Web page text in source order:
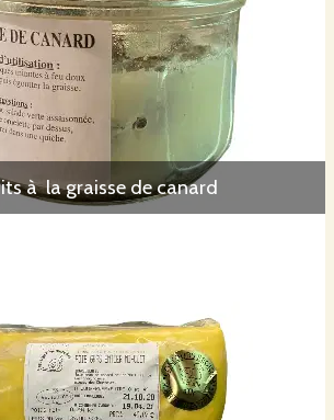
à la graisse de canard